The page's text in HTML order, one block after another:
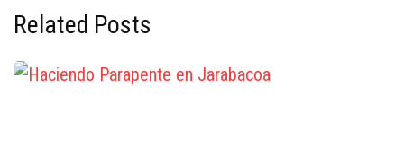
Related Posts